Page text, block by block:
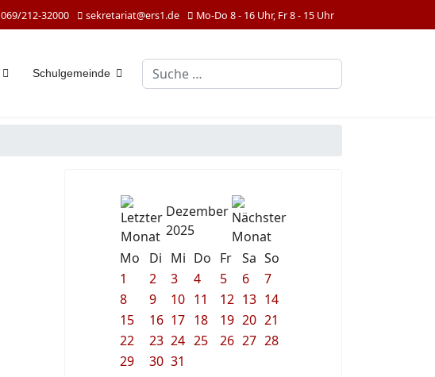
069/212-32000 sekretariat@ers1.de Mo-Do 8 - 16 Uhr, Fr 8 - 15 Uhr
Schulgemeinde Suchen
Dezember
2025
Mo
Di Mi Do Fr Sa So
1
2 3 4 5 6
7
8
9 10 11 12 13 14
15
16 17 18 19 20 21
22
23 24 25 26 27 28
29
30 31